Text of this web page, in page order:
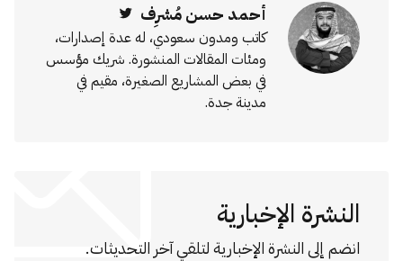
أحمد حسن مُشرِف
كاتب ومدون سعودي، له عدة إصدارات،
ومئات المقالات المنشورة. شريك مؤسس
في بعض المشاريع الصغيرة، مقيم في
مدينة جدة.
النشرة الإخبارية
انضم إلى النشرة الإخبارية لتلقي آخر التحديثات.